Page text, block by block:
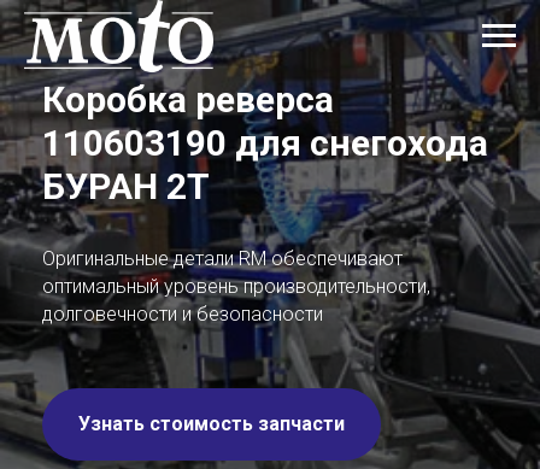
Коробка реверса
110603190для снегохода
БУРАН 2Т
Оригинальные детали RM обеспечивают
оптимальный уровень производительности,
долговечности и безопасности
Узнать стоимость запчасти